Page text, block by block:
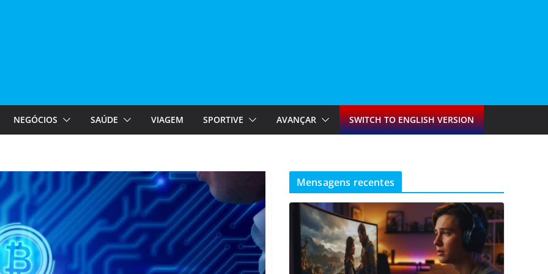
NEGÓCIOS SAÚDE VIAGEM SPORTIVE AVANÇAR SWITCH TO ENGLISH VERSION
Mensagens recentes